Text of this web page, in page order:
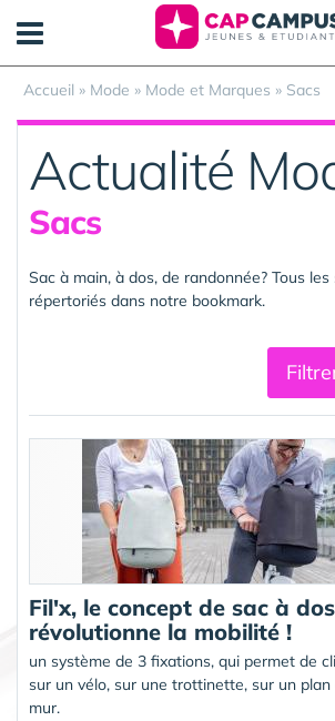
Accueil » Mode » Mode et Marques » Sacs
Actualité
Sacs
Sac à main, à dos, de randonnée? Tous
répertoriés dans notre bookmark.
Fil'x, le concept de sac à
révolutionne la mobilité !
un système de 3 fixations, qui permet de
sur un vélo, sur une trottinette, sur un
mur.
Panneau de gestion des cookies